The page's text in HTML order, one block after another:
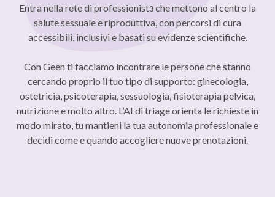
Entra nella rete di professionistɜ che mettono al centro la
salute sessuale e riproduttiva, con percorsi di cura
accessibili, inclusivi e basati su evidenze scientifiche.
Con Geen ti facciamo incontrare le persone che stanno
cercando proprio il tuo tipo di supporto: ginecologia,
ostetricia, psicoterapia, sessuologia, fisioterapia pelvica,
nutrizione e molto altro. L’AI di triage orienta le richieste in
modo mirato, tu mantieni la tua autonomia professionale e
decidi come e quando accogliere nuove prenotazioni.